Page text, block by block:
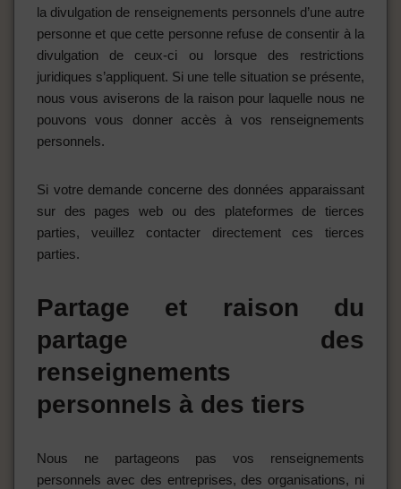
la divulgation de renseignements personnels d’une autre
personne et que cette personne refuse de consentir à la
divulgation de ceux-ci ou lorsque des restrictions
juridiques s’appliquent. Si une telle situation se présente,
nous vous aviserons de la raison pour laquelle nous ne
pouvons vous donner accès à vos renseignements
personnels.
Si votre demande concerne des données apparaissant
sur des pages web ou des plateformes de tierces
parties, veuillez contacter directement ces tierces
parties.
Partage et raison du
partage des
renseignements
personnels à des tiers
Nous ne partageons pas vos renseignements
personnels avec des entreprises, des organisations, ni